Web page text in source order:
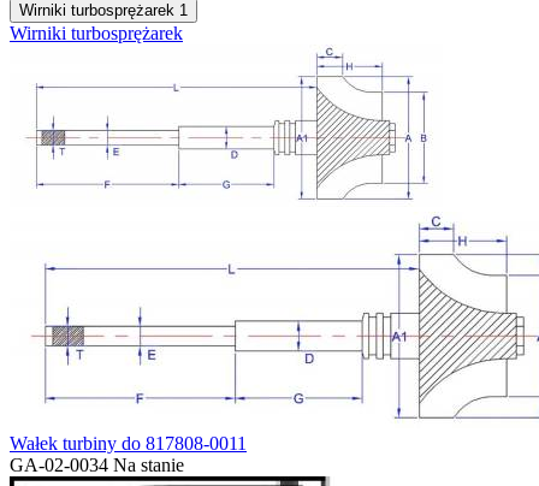
Wirniki turbosprężarek 1
Wirniki turbosprężarek
Wałek turbiny do 817808-0011
GA-02-0034 Na stanie